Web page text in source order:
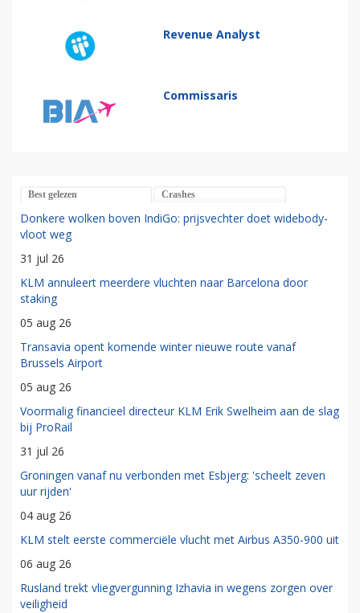
Revenue Analyst
Commissaris
Best gelezen Crashes
Donkere wolken boven IndiGo: prijsvechter doet widebody-
vloot weg
31 jul 26
KLM annuleert meerdere vluchten naar Barcelona door
staking
05 aug 26
Transavia opent komende winter nieuwe route vanaf
Brussels Airport
05 aug 26
Voormalig financieel directeur KLM Erik Swelheim aan de slag
bij ProRail
31 jul 26
Groningen vanaf nu verbonden met Esbjerg: 'scheelt zeven
uur rijden'
04 aug 26
KLM stelt eerste commerciële vlucht met Airbus A350-900 uit
06 aug 26
Rusland trekt vliegvergunning Izhavia in wegens zorgen over
veiligheid